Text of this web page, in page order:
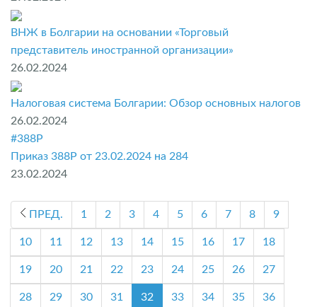
ВНЖ в Болгарии на основании «Торговый
представитель иностранной организации»
26.02.2024
Налоговая система Болгарии: Обзор основных налогов
26.02.2024
#388P
Приказ 388P от 23.02.2024 на 284
23.02.2024
ПРЕД. 1 2 3 4 5 6 7 8 9
10 11 12 13 14 15 16 17 18
19 20 21 22 23 24 25 26 27
28 29 30 31 32 33 34 35 36